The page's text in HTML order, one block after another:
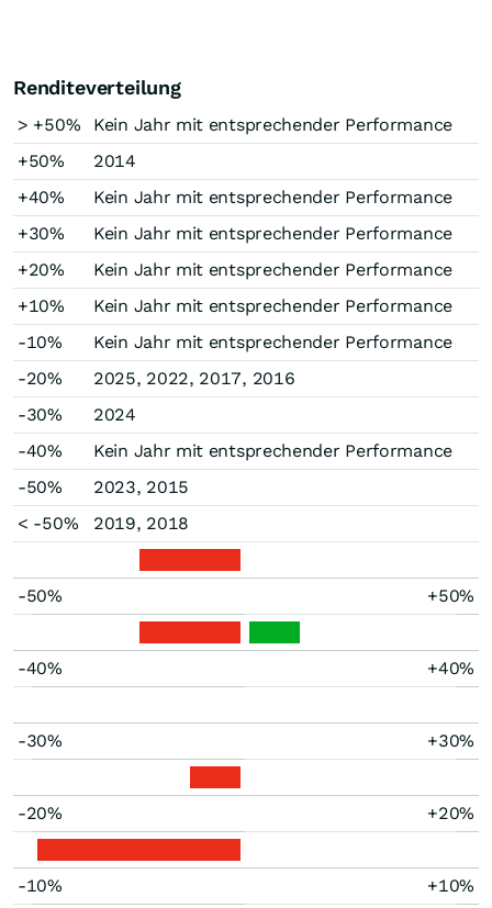
Renditeverteilung
> +50%
Kein Jahr mit entsprechender Performance
+50%
2014
+40%
Kein Jahr mit entsprechender Performance
+30%
Kein Jahr mit entsprechender Performance
+20%
Kein Jahr mit entsprechender Performance
+10%
Kein Jahr mit entsprechender Performance
-10%
Kein Jahr mit entsprechender Performance
-20%
2025, 2022, 2017, 2016
-30%
2024
-40%
Kein Jahr mit entsprechender Performance
-50%
2023, 2015
< -50%
2019, 2018
-50% +50%
-40% +40%
-30% +30%
-20% +20%
-10% +10%